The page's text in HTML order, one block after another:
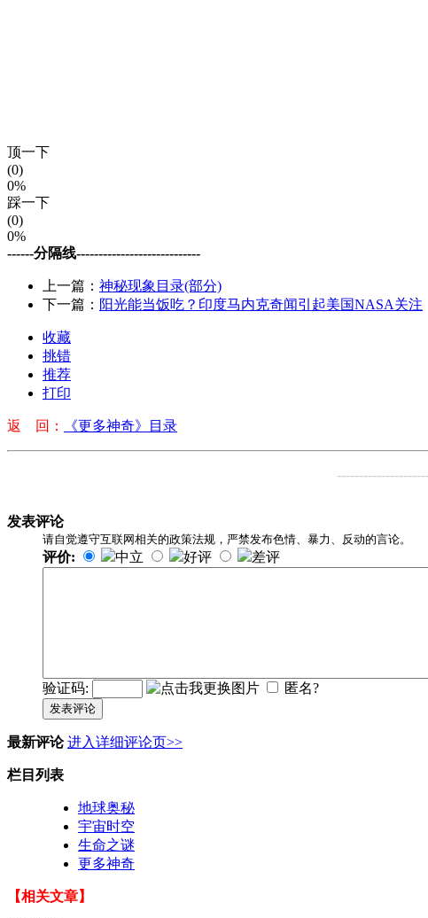
顶一下
(0)
0%
踩一下
(0)
0%
------分隔线----------------------------
上一篇： 神秘现象目录(部分)
下一篇： 阳光能当饭吃？印度马内克奇闻引起美国NASA关注
收藏
挑错
推荐
打印
返 回： 《更多神奇》目录
发表评论
请自觉遵守互联网相关的政策法规，严禁发布色情、暴力、反动的言论。
评价: 中立 好评 差评
验证码: 匿名?
发表评论
最新评论 进入详细评论页>>
栏目列表
地球奥秘
宇宙时空
生命之谜
更多神奇
【相关文章】